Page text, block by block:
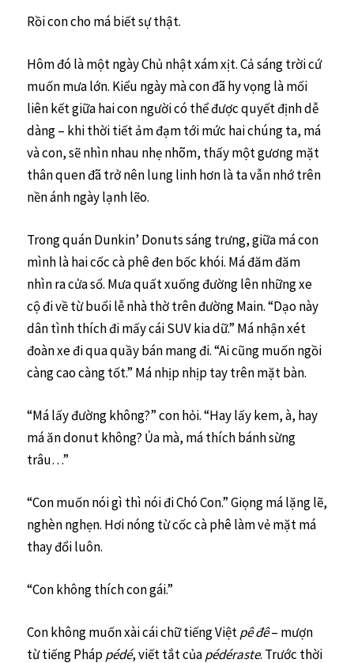
Rồi con cho má biết sự thật.
Hôm đó là một ngày Chủ nhật xám xịt. Cả sáng trời cứ
muốn mưa lớn. Kiểu ngày mà con đã hy vọng là mối
liên kết giữa hai con người có thể được quyết định dễ
dàng – khi thời tiết ảm đạm tới mức hai chúng ta, má
và con, sẽ nhìn nhau nhẹ nhõm, thấy một gương mặt
thân quen đã trở nên lung linh hơn là ta vẫn nhớ trên
nền ánh ngày lạnh lẽo.
Trong quán Dunkin’ Donuts sáng trưng, giữa má con
mình là hai cốc cà phê đen bốc khói. Má đăm đăm
nhìn ra cửa sổ. Mưa quất xuống đường lên những xe
cộ đi về từ buổi lễ nhà thờ trên đường Main. “Dạo này
dân tình thích đi mấy cái SUV kia dữ.” Má nhận xét
đoàn xe đi qua quầy bán mang đi. “Ai cũng muốn ngồi
càng cao càng tốt.” Má nhịp nhịp tay trên mặt bàn.
“Má lấy đường không?” con hỏi. “Hay lấy kem, à, hay
má ăn donut không? Ủa mà, má thích bánh sừng
trâu…”
“Con muốn nói gì thì nói đi Chó Con.” Giọng má lặng lẽ,
nghèn nghẹn. Hơi nóng từ cốc cà phê làm vẻ mặt má
thay đổi luôn.
“Con không thích con gái.”
Con không muốn xài cái chữ tiếng Việtpê đê– mượn
từ tiếng Pháppédé, viết tắt củapédéraste. Trước thời